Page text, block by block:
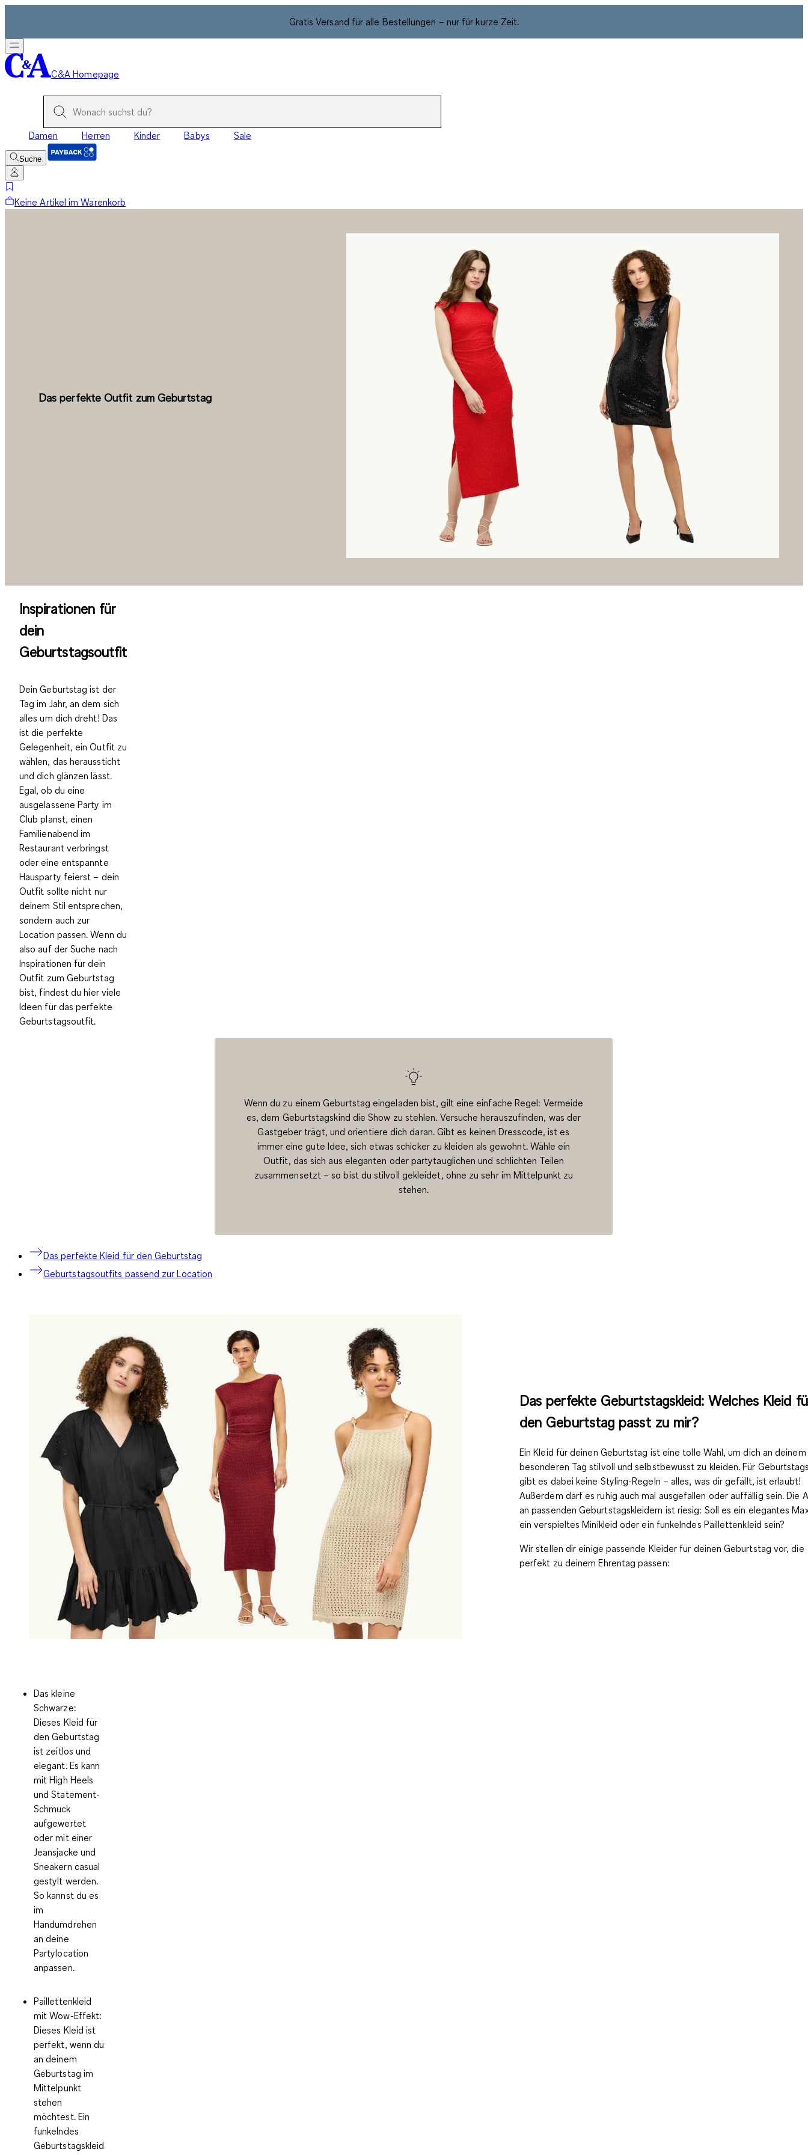
Gratis Versand für alle Bestellungen – nur für kurze Zeit.
C&A Homepage
Damen Herren Kinder Babys Sale
Suche
Keine Artikel im Warenkorb
Das perfekte Outfit zum Geburtstag
Inspirationen für
dein
Geburtstagsoutfit
Dein Geburtstag ist der
Tag im Jahr, an dem sich
alles um dich dreht! Das
ist die perfekte
Gelegenheit, ein Outfit zu
wählen, das heraussticht
und dich glänzen lässt.
Egal, ob du eine
ausgelassene Party im
Club planst, einen
Familienabend im
Restaurant verbringst
oder eine entspannte
Hausparty feierst – dein
Outfit sollte nicht nur
deinem Stil entsprechen,
sondern auch zur
Location passen. Wenn du
also auf der Suche nach
Inspirationen für dein
Outfit zum Geburtstag
bist, findest du hier viele
Ideen für das perfekte
Geburtstagsoutfit.
Wenn du zu einem Geburtstag eingeladen bist, gilt eine einfache Regel: Vermeide
es, dem Geburtstagskind die Show zu stehlen. Versuche herauszufinden, was der
Gastgeber trägt, und orientiere dich daran. Gibt es keinen Dresscode, ist es
immer eine gute Idee, sich etwas schicker zu kleiden als gewohnt. Wähle ein
Outfit, das sich aus eleganten oder partytauglichen und schlichten Teilen
zusammensetzt – so bist du stilvoll gekleidet, ohne zu sehr im Mittelpunkt zu
stehen.
Das perfekte Kleid für den Geburtstag
Geburtstagsoutfits passend zur Location
Das perfekte Geburtstagskleid: Welches Kleid
den Geburtstag passt zu mir?
Ein Kleid für deinen Geburtstag ist eine tolle Wahl, um dich an deinem
besonderen Tag stilvoll und selbstbewusst zu kleiden. Für
gibt es dabei keine Styling-Regeln – alles, was dir gefällt, ist erlaubt!
Außerdem darf es ruhig auch mal ausgefallen oder auffällig sein. Die
an passenden Geburtstagskleidern ist riesig: Soll es ein elegantes
ein verspieltes Minikleid oder ein funkelndes Paillettenkleid sein?
Wir stellen dir einige passende Kleider für deinen Geburtstag vor, die
perfekt zu deinem Ehrentag passen:
Das kleine
Schwarze:
Dieses Kleid für
den Geburtstag
ist zeitlos und
elegant. Es kann
mit High Heels
und Statement-
Schmuck
aufgewertet
oder mit einer
Jeansjacke und
Sneakern casual
gestylt werden.
So kannst du es
im
Handumdrehen
an deine
Partylocation
anpassen.
Paillettenkleid
mit Wow-Effekt:
Dieses Kleid ist
perfekt, wenn du
an deinem
Geburtstag im
Mittelpunkt
stehen
möchtest. Ein
funkelndes
Geburtstagskleid